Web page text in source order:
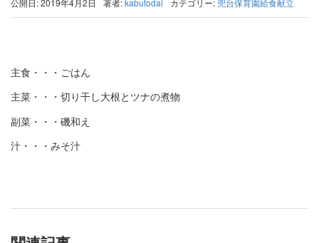
公開日: 2019年4月2日 著者:kabutodai カテゴリー: 兜台保育園給食献立
主食・・・ごはん
主菜・・・切り干し大根とツナの煮物
副菜・・・磯和え
汁・・・みそ汁